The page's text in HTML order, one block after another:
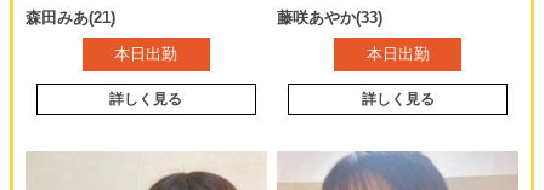
※必ずお電話にて割引の旨をお伝えください。
※期間限定の為、予告無く終了する事があります。ご了承ください。
森田みあ(21)
本日出勤
詳しく見る
藤咲あやか(33)
本日出勤
詳しく見る